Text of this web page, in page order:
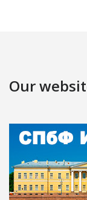
Our